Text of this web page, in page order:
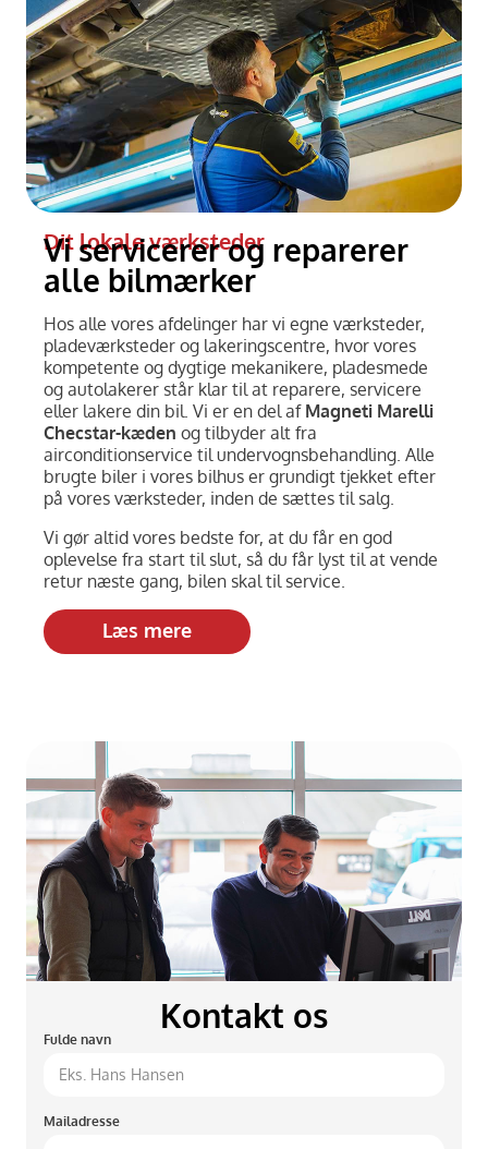
Dit lokale værksteder
Vi servicerer og reparerer
alle bilmærker
Hos alle vores afdelinger har vi egne værksteder,
pladeværksteder og lakeringscentre, hvor vores
kompetente og dygtige mekanikere, pladesmede
og autolakerer står klar til at reparere, servicere
eller lakere din bil. Vi er en del af Magneti Marelli
Checstar-kæden og tilbyder alt fra
airconditionservice til undervognsbehandling. Alle
brugte biler i vores bilhus er grundigt tjekket efter
på vores værksteder, inden de sættes til salg.
Vi gør altid vores bedste for, at du får en god
oplevelse fra start til slut, så du får lyst til at vende
retur næste gang, bilen skal til service.
Læs mere
Kontakt os
Fulde navn
Mailadresse